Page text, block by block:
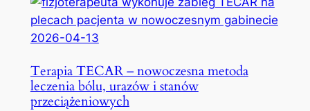
2026-04-13
Terapia TECAR – nowoczesna metoda
leczenia bólu, urazów i stanów
przeciążeniowych